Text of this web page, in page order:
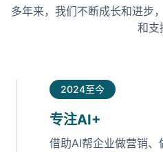
多年来，我们不断成长和进步
和支
2024至今
专注AI+
借助AI帮企业做营销、